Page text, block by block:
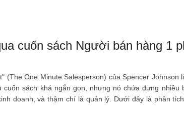
cuốn sách Người bán hàng 1
(The One Minute Salesperson) của Spencer Johnson
cuốn sách khá ngắn gọn, nhưng nó chứa đựng nhiều
doanh, và thậm chí là quản lý. Dưới đây là phân